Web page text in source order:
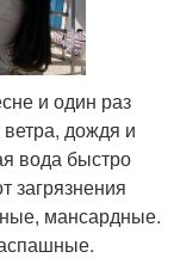
и один раз
дождя и
вода быстро
загрязнения
мансардные.